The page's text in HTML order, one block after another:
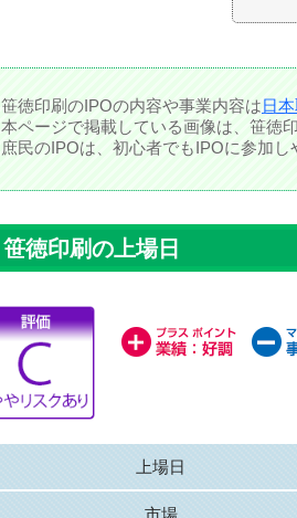
笹徳印刷のIPOの内容や事業内容は日
本ページで掲載している画像は、笹徳
庶民のIPOは、初心者でもIPOに参加し
笹徳印刷の上場日
上場日